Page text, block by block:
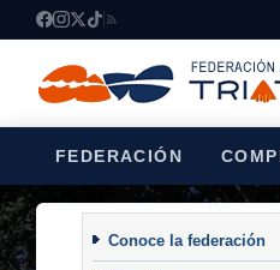
FEDERACIÓN
Conoce la federación